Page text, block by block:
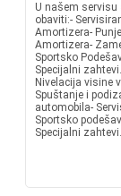
U našem servisu
obaviti:-
Amortizera-
Amortizera-
Sportsko
Specijalni
Nivelacija visine
Spuštanje i
automobila-
Sportsko
Specijalni